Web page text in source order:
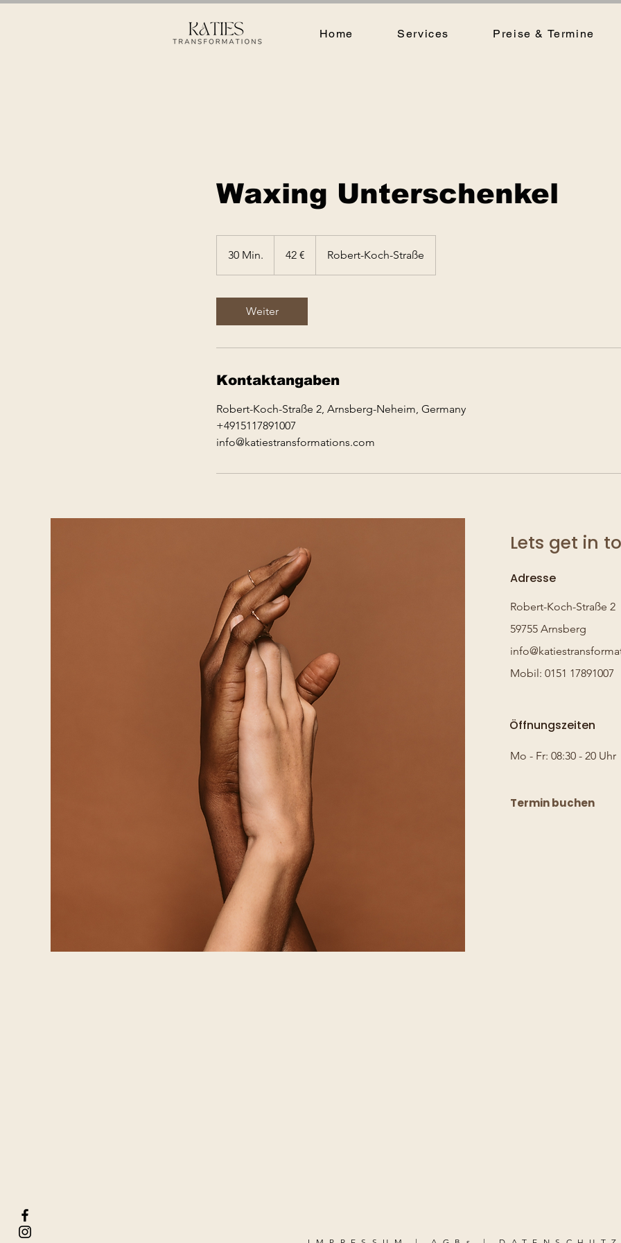
Home Services Preise & Termine
Waxing Unterschenkel
30 Min.
0
i
42 € Robert-Koch-Straße
Weiter
Kontaktangaben
Robert-Koch-Straße 2, Arnsberg-Neheim, Germany
+4915117891007
info@katiestransformations.com
Lets get in
Adresse
Robert-Koch-Straße 2
59755 Arnsberg
Mobil: 0151 17891007
Öffnungszeiten
Mo - Fr: 08:30 - 20 Uhr
Termin buchen